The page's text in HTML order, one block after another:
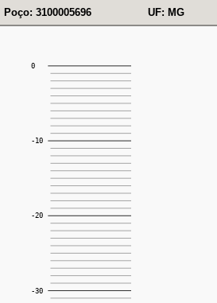
Poço: 3100005696 UF: MG